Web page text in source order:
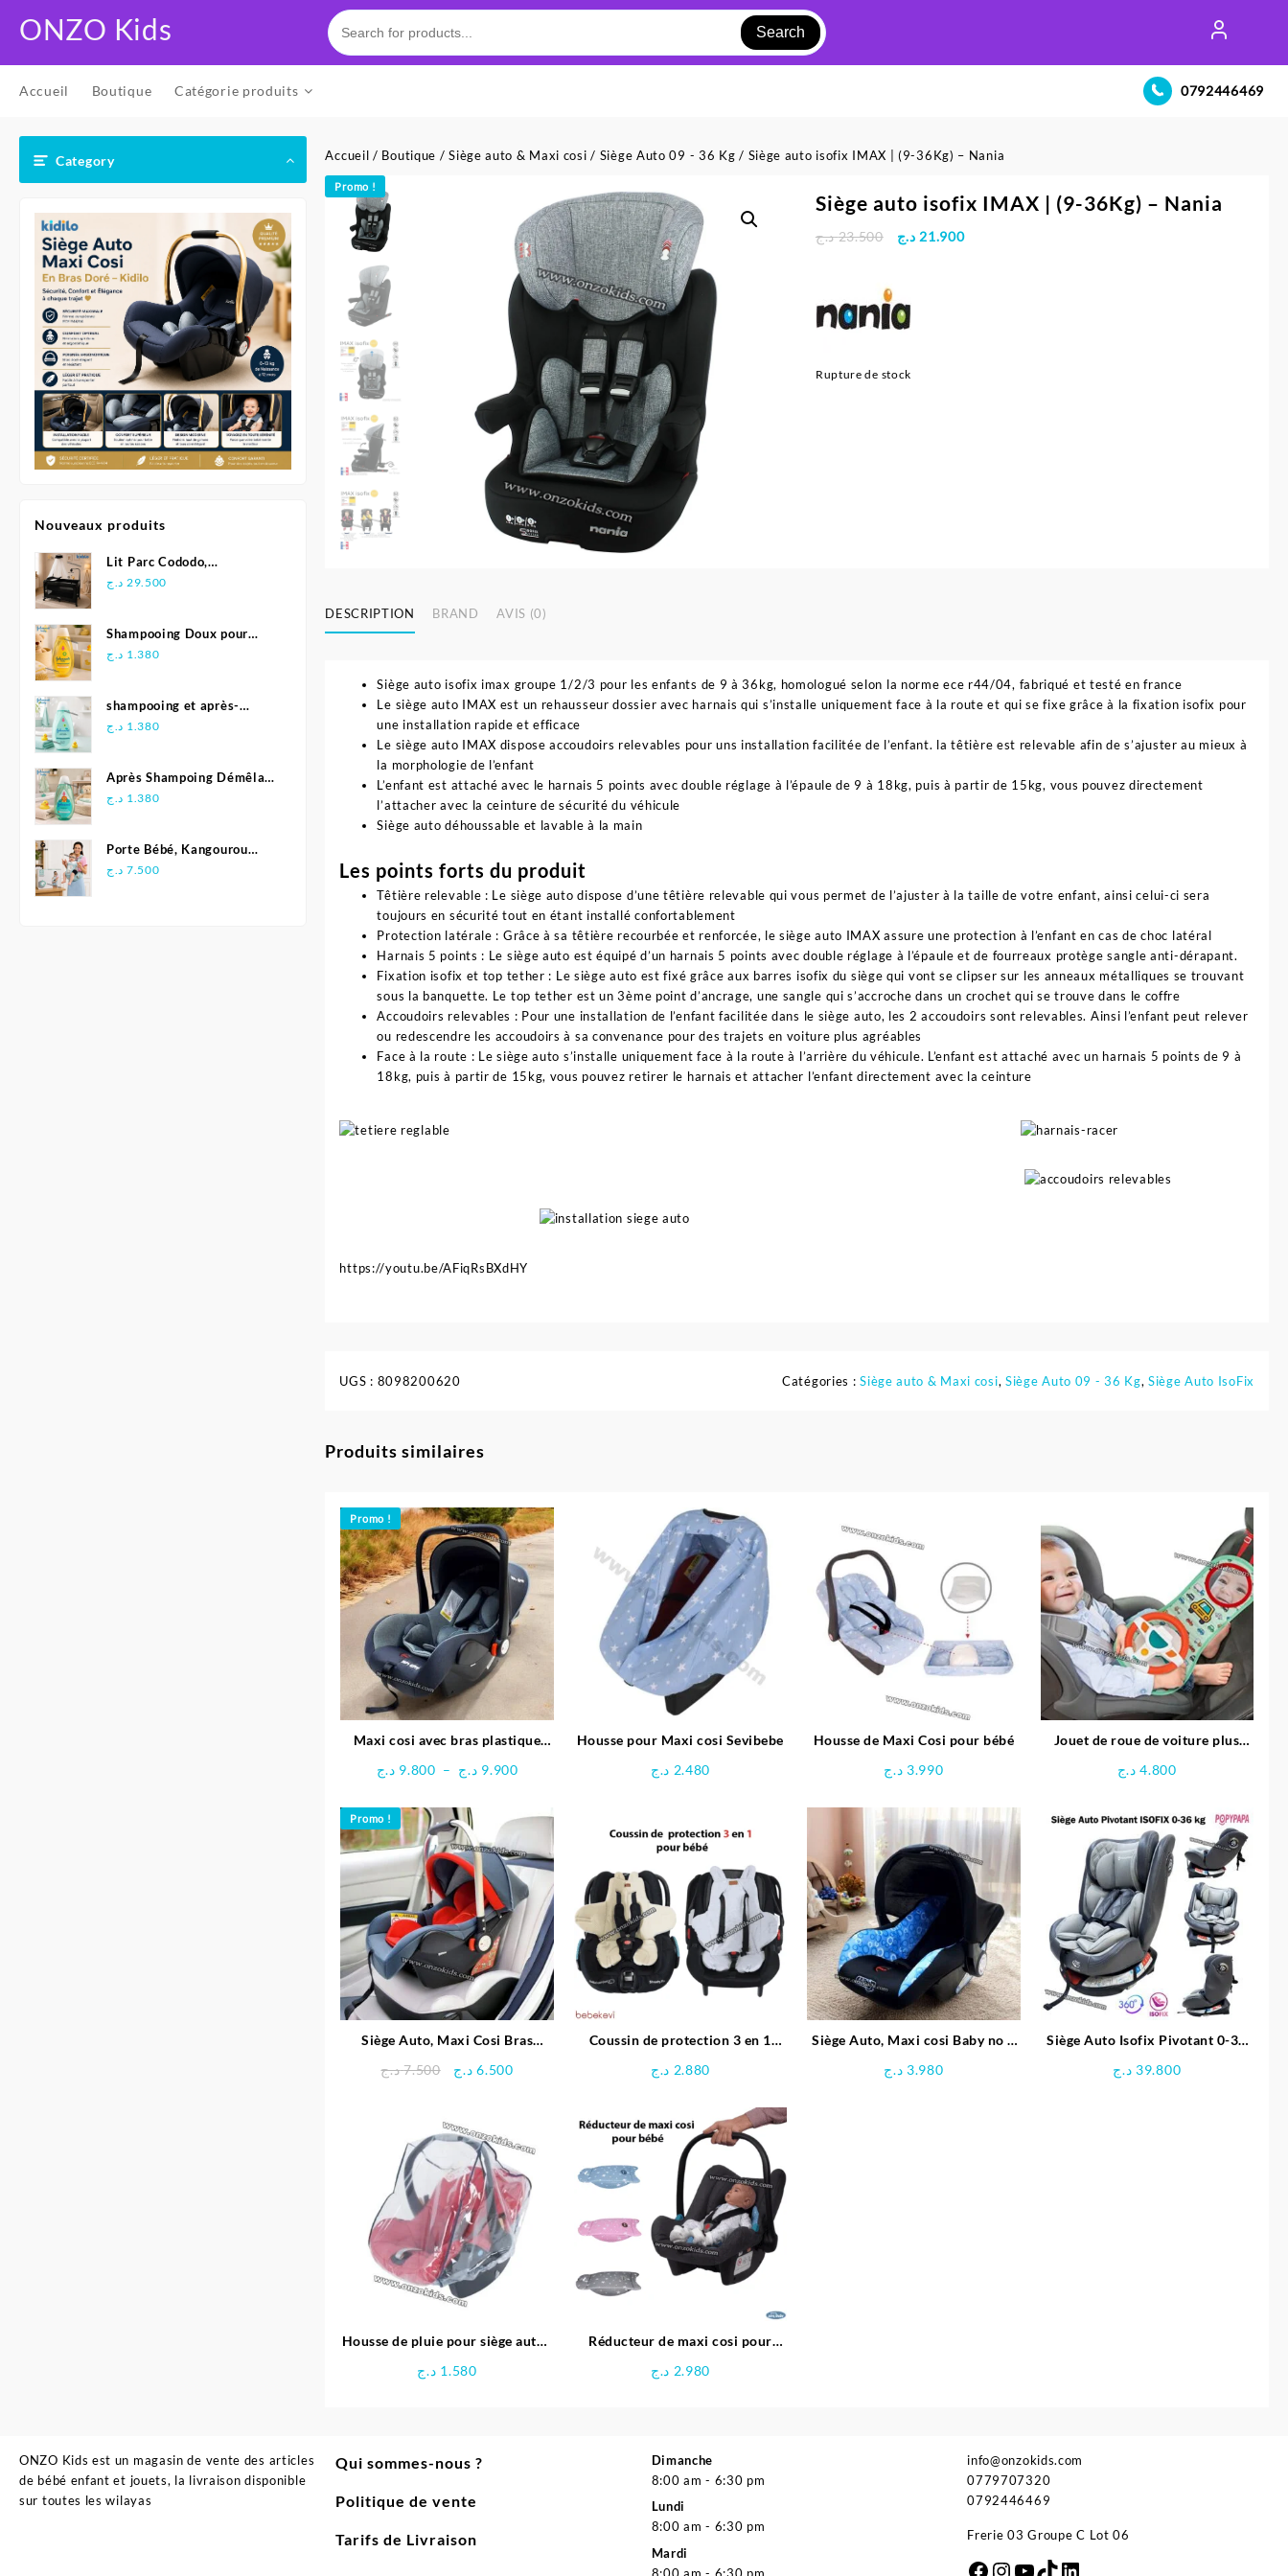
ONZO Kids Search
Accueil Boutique Catégorie produits 0792446469
Category
Nouveaux produits
Lit Parc Cododo,
Multifonction - Kidilo
29.500 د.ج
Shampooing Doux pour
Bébé 500 ml - Johnson's
1.380 د.ج
shampooing et après-
shampoing 2en1 Soft &
1.380 د.ج
Après Shampoing Démêlant
pour bébé - Johnson'S Baby
1.380 د.ج
Porte Bébé, Kangourou
Multifonctionnel
7.500 د.ج
Accueil / Boutique /Siège auto & Maxi cosi / Siège Auto 09 - 36 Kg / Siège auto isofix IMAX | (9-36Kg) – Nania
Promo !
Siège auto isofix IMAX | (9-36Kg) – Nania
23.500 د.ج
Le
21.900 د.ج
Le
Rupture de stock
DESCRIPTION BRAND AVIS (0)
Siège auto isofix imax groupe 1/2/3 pour les enfants de 9 à 36kg, homologué selon la norme ece r44/04, fabriqué et testé en france
Le siège auto IMAX est un rehausseur dossier avec harnais qui s’installe uniquement face à la route et qui se fixe grâce à la fixation isofix pour
une installation rapide et efficace
Le siège auto IMAX dispose accoudoirs relevables pour uns installation facilitée de l’enfant. la têtière est relevable afin de s’ajuster au mieux à
la morphologie de l’enfant
L’enfant est attaché avec le harnais 5 points avec double réglage à l’épaule de 9 à 18kg, puis à partir de 15kg, vous pouvez directement
l’attacher avec la ceinture de sécurité du véhicule
Siège auto déhoussable et lavable à la main
Les points forts du produit
Têtière relevable : Le siège auto dispose d’une têtière relevable qui vous permet de l’ajuster à la taille de votre enfant, ainsi celui-ci sera
toujours en sécurité tout en étant installé confortablement
Protection latérale : Grâce à sa têtière recourbée et renforcée, le siège auto IMAX assure une protection à l’enfant en cas de choc latéral
Harnais 5 points : Le siège auto est équipé d’un harnais 5 points avec double réglage à l’épaule et de fourreaux protège sangle anti-dérapant.
Fixation isofix et top tether : Le siège auto est fixé grâce aux barres isofix du siège qui vont se clipser sur les anneaux métalliques se trouvant
sous la banquette. Le top tether est un 3ème point d’ancrage, une sangle qui s’accroche dans un crochet qui se trouve dans le coffre
Accoudoirs relevables : Pour une installation de l’enfant facilitée dans le siège auto, les 2 accoudoirs sont relevables. Ainsi l’enfant peut relever
ou redescendre les accoudoirs à sa convenance pour des trajets en voiture plus agréables
Face à la route : Le siège auto s’installe uniquement face à la route à l’arrière du véhicule. L’enfant est attaché avec un harnais 5 points de 9 à
18kg, puis à partir de 15kg, vous pouvez retirer le harnais et attacher l’enfant directement avec la ceinture
https://youtu.be/AFiqRsBXdHY
UGS : 8098200620 Catégories :Siège auto & Maxi cosi, Siège Auto 09 - 36 Kg,Siège Auto IsoFix
Produits similaires
Promo !
Maxi cosi avec bras plastique
9.800 د.ج – 9.900 د.ج
Plage
9.800 د.ج
à
Housse pour Maxi cosi Sevibebe
2.480 د.ج
Housse de Maxi Cosi pour bébé
3.990 د.ج
Jouet de roue de voiture plus
4.800 د.ج
Promo !
Siège Auto, Maxi Cosi Bras
7.500 د.ج
Le
était :
7.500 د.ج.
6.500 د.ج
Le
Coussin de protection 3 en 1
2.880 د.ج
Siège Auto, Maxi cosi Baby no –
3.980 د.ج
Siège Auto Isofix Pivotant 0-36
39.800 د.ج
Housse de pluie pour siège auto |
1.580 د.ج
Réducteur de maxi cosi pour
2.980 د.ج
ONZO Kids est un magasin de vente des articles
de bébé enfant et jouets, la livraison disponible
sur toutes les wilayas
Qui sommes-nous ?
Politique de vente
Tarifs de Livraison
Dimanche
8:00 am - 6:30 pm
Lundi
8:00 am - 6:30 pm
Mardi
8:00 am - 6:30 pm
info@onzokids.com
0779707320
0792446469
Frerie 03 Groupe C Lot 06
Facebook
Instagram
YouTube
TikTok
LinkedIn